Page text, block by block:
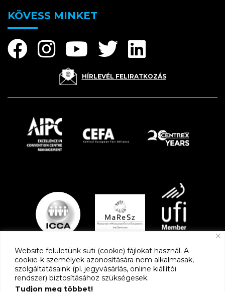
Website felületünk süti (cookie) fájlokat használ. A
cookie-k személyek azonosítására nem alkalmasak,
szolgáltatásaink (pl. jegyvásárlás, online kiállítói
rendszer) biztosításához szükségesek.
Tudjon meg többet!
KÖVESS MINKET
HÍRLEVÉL FELIRATKOZÁS
PARTNEREK